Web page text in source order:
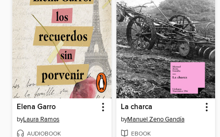
Elena Garro
byLaura Ramos
AUDIOBOOK
La charca
byManuel Zeno Gandía
EBOOK